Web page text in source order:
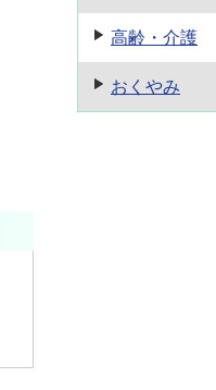
高齢・介護
おくやみ